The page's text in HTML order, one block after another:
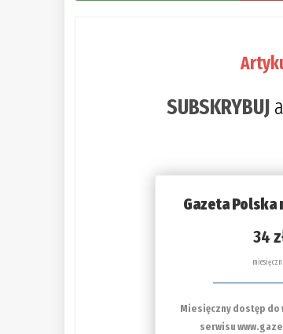
SUBSKRYBUJ
Gazeta Polska
34
Miesięczny dostęp do
serwisu